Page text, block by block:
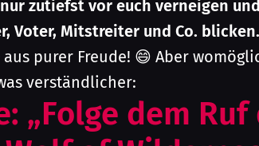
zutiefst vor euch verneigen
Voter, Mitstreiter und Co. blicken.
purer Freude! 😄 Aber
verständlicher:
„Folge dem